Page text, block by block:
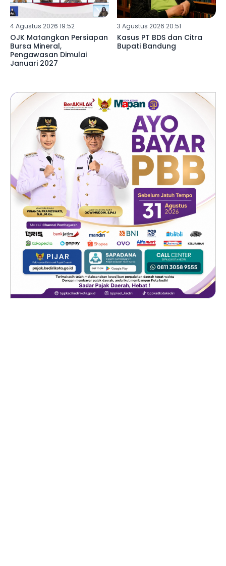
4 Agustus 2026 19:52
OJK Matangkan Persiapan
Bursa Mineral,
Pengawasan Dimulai
Januari 2027
3 Agustus 2026 20:51
Kasus PT BDS dan Citra
Bupati Bandung